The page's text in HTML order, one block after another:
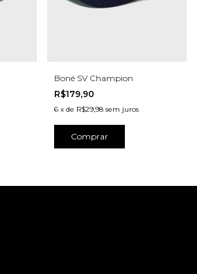
Boné SV Champion
R$179,90
6 x de R$29,98 sem juros
Comprar